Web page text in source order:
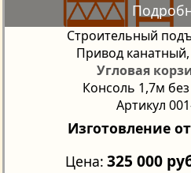
Строительный
Привод канатный,
Угловая
Консоль 1,7м
Артикул
Изготовление
Цена 325 000